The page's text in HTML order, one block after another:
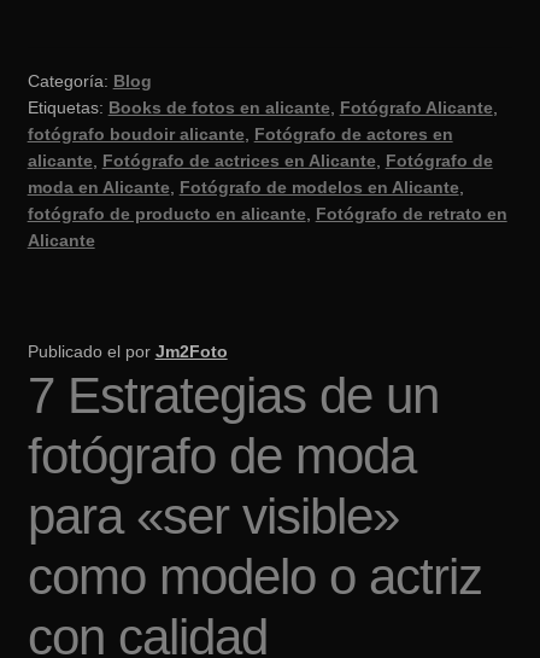
Categoría: Blog
Etiquetas: Books de fotos en alicante, Fotógrafo Alicante,
fotógrafo boudoir alicante, Fotógrafo de actores en
alicante, Fotógrafo de actrices en Alicante, Fotógrafo de
moda en Alicante, Fotógrafo de modelos en Alicante,
fotógrafo de producto en alicante, Fotógrafo de retrato en
Alicante
Publicado el por Jm2Foto
7 Estrategias de un
fotógrafo de moda
para «ser visible»
como modelo o actriz
con calidad